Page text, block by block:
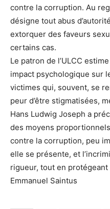
contre la corruption. Au
désigne tout abus
extorquer des faveurs
certains cas.
Le patron de l’ULCC
impact psychologique sur
victimes qui, souvent, se
peur d’être stigmatisées,
Hans Ludwig Joseph a
des moyens
contre la corruption, peu
elle se présente, et
rigueur, tout en protégeant
Emmanuel Saintus